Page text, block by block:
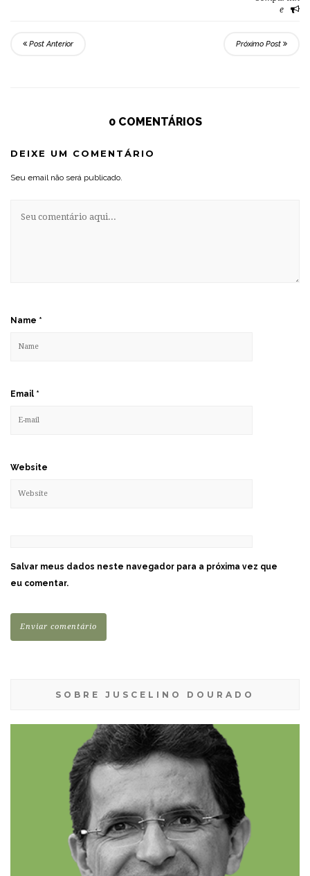
e
Post Anterior Próximo Post
0 COMENTÁRIOS
DEIXE UM COMENTÁRIO
Seu email não será publicado.
Name *
Email *
Website
Salvar meus dados neste navegador para a próxima vez que
eu comentar.
SOBRE JUSCELINO DOURADO